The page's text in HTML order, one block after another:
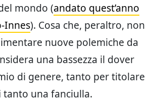
mondo (andato quest’anno
Innes). Cosa che, peraltro, non
nuove polemiche da
una bassezza il dover
di genere, tanto per titolare
una fanciulla.